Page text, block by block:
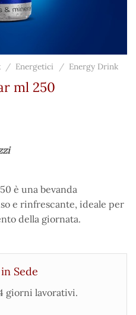
/ Energetici / Energy Drink
ml 250
è una bevanda
e rinfrescante, ideale per
della giornata.
Sede
giorni lavorativi.